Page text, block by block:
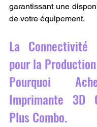
garantissant une
de votre équipement.
La Connectivité
pour la
Pourquoi
Imprimante 3D
Plus Combo.